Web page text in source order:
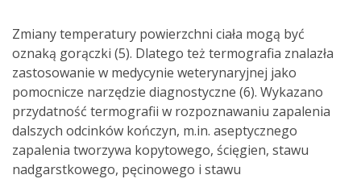
Zmiany temperatury powierzchni ciała mogą być
oznaką gorączki (5). Dlatego też termografia znalazła
zastosowanie w medycynie weterynaryjnej jako
pomocnicze narzędzie diagnostyczne (6). Wykazano
przydatność termografii w rozpoznawaniu zapalenia
dalszych odcinków kończyn, m.in. aseptycznego
zapalenia tworzywa kopytowego, ścięgien, stawu
nadgarstkowego, pęcinowego i stawu